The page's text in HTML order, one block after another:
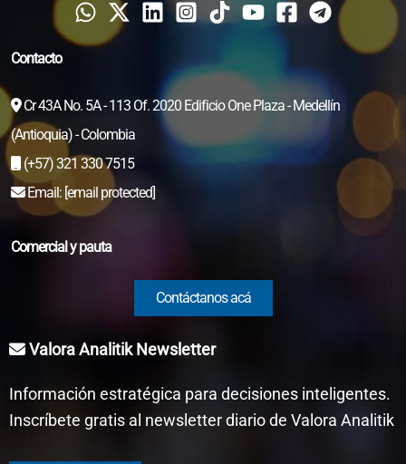
Contacto
Cr 43A No. 5A - 113 Of. 2020 Edificio One Plaza - Medellín
(Antioquia) - Colombia
(+57) 321 330 7515
Email: [email protected]
Comercial y pauta
Contáctanos acá
Valora Analitik Newsletter
Información estratégica para decisiones inteligentes.
Inscríbete gratis al newsletter diario de Valora Analitik